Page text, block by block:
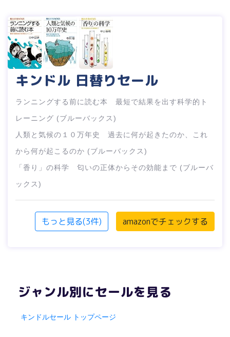
キンドル 日替りセール
ランニングする前に読む本 最短で結果を出す科学的ト
レーニング (ブルーバックス)
人類と気候の１０万年史 過去に何が起きたのか、これ
から何が起こるのか (ブルーバックス)
「香り」の科学 匂いの正体からその効能まで (ブルーバ
ックス)
もっと見る(3件) amazonでチェックする
ジャンル別にセールを見る
キンドルセール トップページ